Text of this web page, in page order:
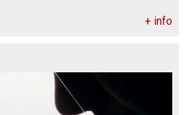
+ info